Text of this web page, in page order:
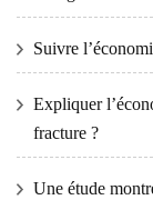
Suivre
Expliquer
fracture ?
Une étude